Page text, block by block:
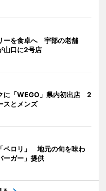
ーを食卓へ 宇部の老舗
山口に2号店
に「WEGO」県内初出店 2
スとメンズ
ペロリ」 地元の旬を味わ
ーガー」提供